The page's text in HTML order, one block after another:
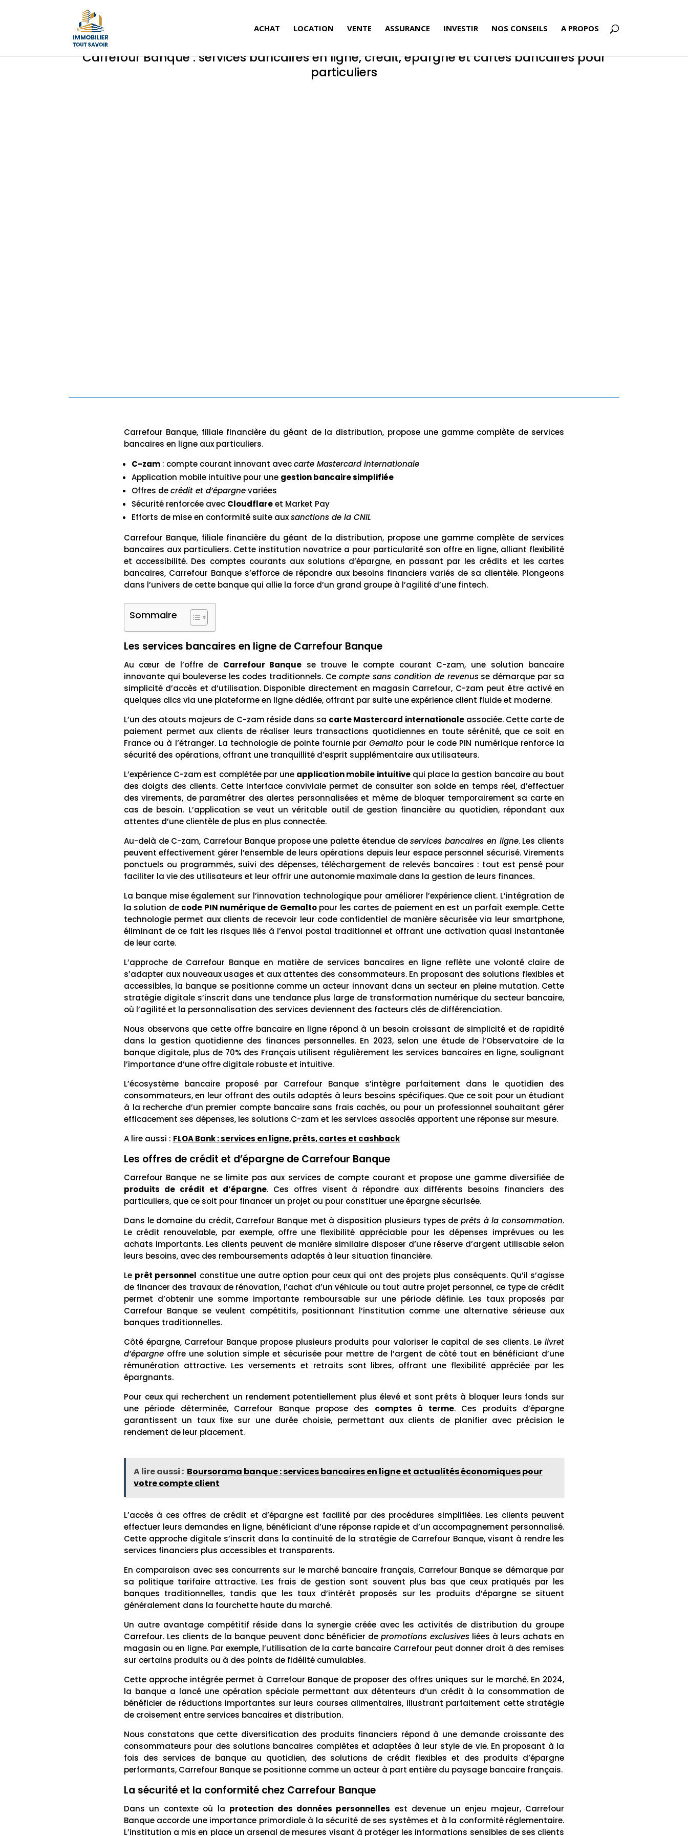
ACHAT LOCATION VENTE ASSURANCE INVESTIR NOS CONSEILS A PROPOS
Carrefour Banque : services bancaires en ligne, crédit, épargne et cartes bancaires pour
particuliers
Carrefour Banque, filiale financière du géant de la distribution, propose une gamme complète de services
bancaires en ligne aux particuliers.
C-zam: compte courant innovant aveccarte Mastercard internationale
Application mobile intuitive pour une gestion bancaire simplifiée
Offres decrédit et d’épargnevariées
Sécurité renforcée avec Cloudflareet Market Pay
Efforts de mise en conformité suite auxsanctions de la CNIL
Carrefour Banque, filiale financière du géant de la distribution, propose une gamme complète de services
bancaires aux particuliers. Cette institution novatrice a pour particularité son offre en ligne, alliant flexibilité
et accessibilité. Des comptes courants aux solutions d’épargne, en passant par les crédits et les cartes
bancaires, Carrefour Banque s’efforce de répondre aux besoins financiers variés de sa clientèle. Plongeons
dans l’univers de cette banque qui allie la force d’un grand groupe à l’agilité d’une fintech.
Sommaire
Les services bancaires en ligne de Carrefour Banque
Au cœur de l’offre de Carrefour Banque se trouve le compte courant C-zam, une solution bancaire
innovante qui bouleverse les codes traditionnels. Cecompte sans condition de revenusse démarque par sa
simplicité d’accès et d’utilisation. Disponible directement en magasin Carrefour, C-zam peut être activé en
quelques clics via une plateforme en ligne dédiée, offrant par suite une expérience client fluide et moderne.
L’un des atouts majeurs de C-zam réside dans sa carte Mastercard internationaleassociée. Cette carte de
paiement permet aux clients de réaliser leurs transactions quotidiennes en toute sérénité, que ce soit en
France ou à l’étranger. La technologie de pointe fournie parGemalto pour le code PIN numérique renforce la
sécurité des opérations, offrant une tranquillité d’esprit supplémentaire aux utilisateurs.
L’expérience C-zam est complétée par une application mobile intuitivequi place la gestion bancaire au bout
des doigts des clients. Cette interface conviviale permet de consulter son solde en temps réel, d’effectuer
des virements, de paramétrer des alertes personnalisées et même de bloquer temporairement sa carte en
cas de besoin. L’application se veut un véritable outil de gestion financière au quotidien, répondant aux
attentes d’une clientèle de plus en plus connectée.
Au-delà de C-zam, Carrefour Banque propose une palette étendue deservices bancaires en ligne. Les clients
peuvent effectivement gérer l’ensemble de leurs opérations depuis leur espace personnel sécurisé. Virements
ponctuels ou programmés, suivi des dépenses, téléchargement de relevés bancaires : tout est pensé pour
faciliter la vie des utilisateurs et leur offrir une autonomie maximale dans la gestion de leurs finances.
La banque mise également sur l’innovation technologique pour améliorer l’expérience client. L’intégration de
la solution de code PIN numérique de Gemaltopour les cartes de paiement en est un parfait exemple. Cette
technologie permet aux clients de recevoir leur code confidentiel de manière sécurisée via leur smartphone,
éliminant de ce fait les risques liés à l’envoi postal traditionnel et offrant une activation quasi instantanée
de leur carte.
L’approche de Carrefour Banque en matière de services bancaires en ligne reflète une volonté claire de
s’adapter aux nouveaux usages et aux attentes des consommateurs. En proposant des solutions flexibles et
accessibles, la banque se positionne comme un acteur innovant dans un secteur en pleine mutation. Cette
stratégie digitale s’inscrit dans une tendance plus large de transformation numérique du secteur bancaire,
où l’agilité et la personnalisation des services deviennent des facteurs clés de différenciation.
Nous observons que cette offre bancaire en ligne répond à un besoin croissant de simplicité et de rapidité
dans la gestion quotidienne des finances personnelles. En 2023, selon une étude de l’Observatoire de la
banque digitale, plus de 70% des Français utilisent régulièrement les services bancaires en ligne, soulignant
l’importance d’une offre digitale robuste et intuitive.
L’écosystème bancaire proposé par Carrefour Banque s’intègre parfaitement dans le quotidien des
consommateurs, en leur offrant des outils adaptés à leurs besoins spécifiques. Que ce soit pour un étudiant
à la recherche d’un premier compte bancaire sans frais cachés, ou pour un professionnel souhaitant gérer
efficacement ses dépenses, les solutions C-zam et les services associés apportent une réponse sur mesure.
A lire aussi : FLOA Bank : services en ligne, prêts, cartes et cashback
Les offres de crédit et d’épargne de Carrefour Banque
Carrefour Banque ne se limite pas aux services de compte courant et propose une gamme diversifiée de
produits de crédit et d’épargne. Ces offres visent à répondre aux différents besoins financiers des
particuliers, que ce soit pour financer un projet ou pour constituer une épargne sécurisée.
Dans le domaine du crédit, Carrefour Banque met à disposition plusieurs types de prêts à la consommation.
Le crédit renouvelable, par exemple, offre une flexibilité appréciable pour les dépenses imprévues ou les
achats importants. Les clients peuvent de manière similaire disposer d’une réserve d’argent utilisable selon
leurs besoins, avec des remboursements adaptés à leur situation financière.
Le prêt personnel constitue une autre option pour ceux qui ont des projets plus conséquents. Qu’il s’agisse
de financer des travaux de rénovation, l’achat d’un véhicule ou tout autre projet personnel, ce type de crédit
permet d’obtenir une somme importante remboursable sur une période définie. Les taux proposés par
Carrefour Banque se veulent compétitifs, positionnant l’institution comme une alternative sérieuse aux
banques traditionnelles.
Côté épargne, Carrefour Banque propose plusieurs produits pour valoriser le capital de ses clients. Lelivret
d’épargneoffre une solution simple et sécurisée pour mettre de l’argent de côté tout en bénéficiant d’une
rémunération attractive. Les versements et retraits sont libres, offrant une flexibilité appréciée par les
épargnants.
Pour ceux qui recherchent un rendement potentiellement plus élevé et sont prêts à bloquer leurs fonds sur
une période déterminée, Carrefour Banque propose des comptes à terme. Ces produits d’épargne
garantissent un taux fixe sur une durée choisie, permettant aux clients de planifier avec précision le
rendement de leur placement.
A lire aussi : Boursorama banque : services bancaires en ligne et actualités économiques pour
votre compte client
L’accès à ces offres de crédit et d’épargne est facilité par des procédures simplifiées. Les clients peuvent
effectuer leurs demandes en ligne, bénéficiant d’une réponse rapide et d’un accompagnement personnalisé.
Cette approche digitale s’inscrit dans la continuité de la stratégie de Carrefour Banque, visant à rendre les
services financiers plus accessibles et transparents.
En comparaison avec ses concurrents sur le marché bancaire français, Carrefour Banque se démarque par
sa politique tarifaire attractive. Les frais de gestion sont souvent plus bas que ceux pratiqués par les
banques traditionnelles, tandis que les taux d’intérêt proposés sur les produits d’épargne se situent
généralement dans la fourchette haute du marché.
Un autre avantage compétitif réside dans la synergie créée avec les activités de distribution du groupe
Carrefour. Les clients de la banque peuvent donc bénéficier depromotions exclusives liées à leurs achats en
magasin ou en ligne. Par exemple, l’utilisation de la carte bancaire Carrefour peut donner droit à des remises
sur certains produits ou à des points de fidélité cumulables.
Cette approche intégrée permet à Carrefour Banque de proposer des offres uniques sur le marché. En 2024,
la banque a lancé une opération spéciale permettant aux détenteurs d’un crédit à la consommation de
bénéficier de réductions importantes sur leurs courses alimentaires, illustrant parfaitement cette stratégie
de croisement entre services bancaires et distribution.
Nous constatons que cette diversification des produits financiers répond à une demande croissante des
consommateurs pour des solutions bancaires complètes et adaptées à leur style de vie. En proposant à la
fois des services de banque au quotidien, des solutions de crédit flexibles et des produits d’épargne
performants, Carrefour Banque se positionne comme un acteur à part entière du paysage bancaire français.
La sécurité et la conformité chez Carrefour Banque
Dans un contexte où la protection des données personnelles est devenue un enjeu majeur, Carrefour
Banque accorde une importance primordiale à la sécurité de ses systèmes et à la conformité réglementaire.
L’institution a mis en place un arsenal de mesures visant à protéger les informations sensibles de ses clients